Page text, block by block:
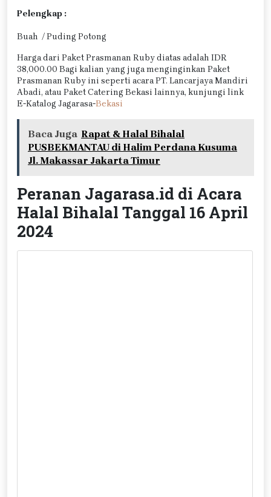
Pelengkap :
Buah / Puding Potong
Harga dari Paket Prasmanan Ruby diatas adalah IDR
38,000.00 Bagi kalian yang juga menginginkan Paket
Prasmanan Ruby ini seperti acara PT. Lancarjaya Mandiri
Abadi, atau Paket Catering Bekasi lainnya, kunjungi link
E-Katalog Jagarasa-Bekasi
Baca Juga Rapat & Halal Bihalal
PUSBEKMANTAU di Halim Perdana Kusuma
Jl. Makassar Jakarta Timur
Peranan Jagarasa.id di Acara
Halal Bihalal Tanggal 16 April
2024